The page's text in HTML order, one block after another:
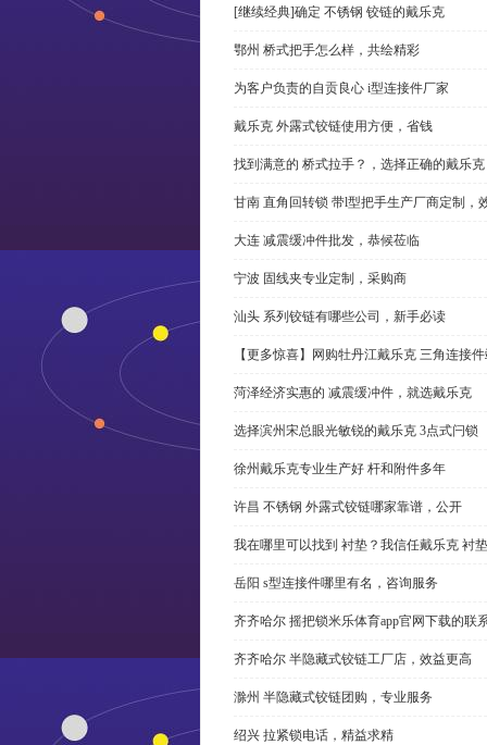
[继续经典]确定 不锈钢 铰链的戴乐克
鄂州 桥式把手怎么样，共绘精彩
为客户负责的自贡良心 i型连接件厂家
戴乐克 外露式铰链使用方便，省钱
找到满意的 桥式拉手？，选择正确的戴乐克
甘南 直角回转锁 带l型把手生产厂商定制，
大连 减震缓冲件批发，恭候莅临
宁波 固线夹专业定制，采购商
汕头 系列铰链有哪些公司，新手必读
【更多惊喜】网购牡丹江戴乐克 三角连接
菏泽经济实惠的 减震缓冲件，就选戴乐克
选择滨州宋总眼光敏锐的戴乐克 3点式闩锁
徐州戴乐克专业生产好 杆和附件多年
许昌 不锈钢 外露式铰链哪家靠谱，公开
我在哪里可以找到 衬垫？我信任戴乐克 衬
岳阳 s型连接件哪里有名，咨询服务
齐齐哈尔 摇把锁米乐体育app官网下载的联
齐齐哈尔 半隐藏式铰链工厂店，效益更高
滁州 半隐藏式铰链团购，专业服务
绍兴 拉紧锁电话，精益求精